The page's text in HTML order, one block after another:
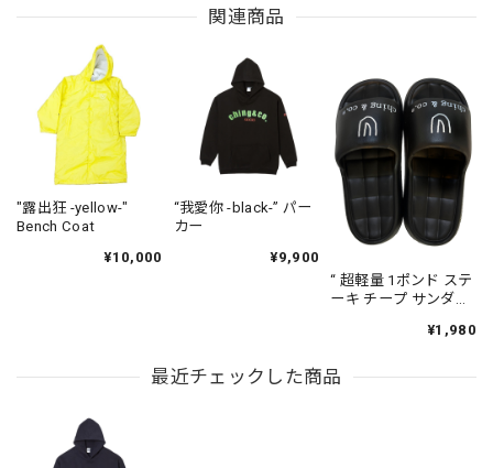
関連商品
"露出狂 -yellow-"
Bench Coat
¥10,000
“我愛你 -black-” パー
カー
¥9,900
“ 超軽量 1ポンド ステ
ーキ チープ サンダル
¥1,980
最近チェックした商品